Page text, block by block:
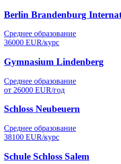
Berlin Brandenburg
Среднее образование
36000 EUR/курс
Gymnasium Lindenberg
Среднее образование
от 26000 EUR/год
Schloss Neubeuern
Среднее образование
38100 EUR/курс
Schule Schloss Salem